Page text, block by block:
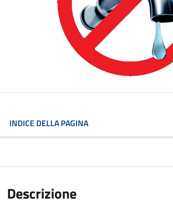
INDICE DELLA PAGINA
Descrizione